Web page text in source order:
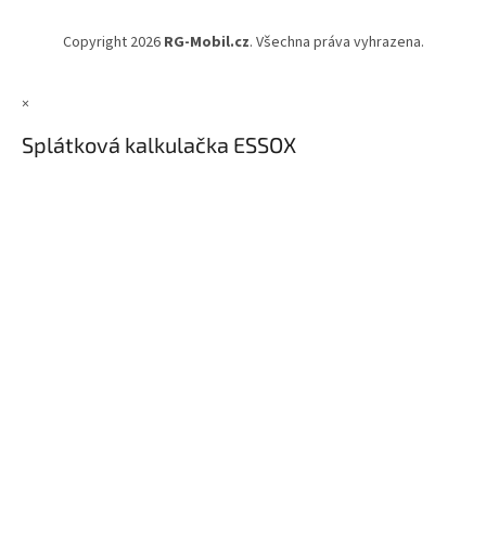
Copyright 2026 RG-Mobil.cz. Všechna práva vyhrazena.
×
Splátková kalkulačka ESSOX